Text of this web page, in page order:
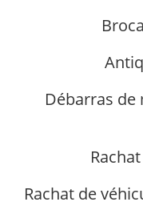
Débarras
Rachat de